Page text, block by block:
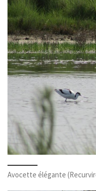
Avocette élégante